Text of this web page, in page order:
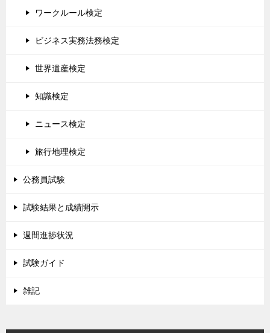
ワークルール検定
ビジネス実務法務検定
世界遺産検定
知識検定
ニュース検定
旅行地理検定
公務員試験
試験結果と成績開示
週間進捗状況
試験ガイド
雑記